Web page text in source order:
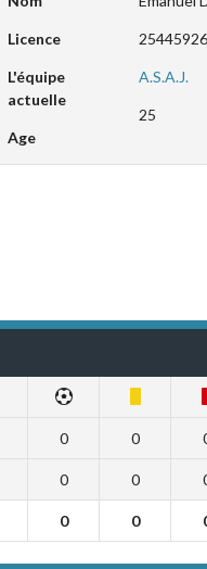
Licence
L'équipe
actuelle
A.S.A.J.
Age
25
0 0
0 0
0 0